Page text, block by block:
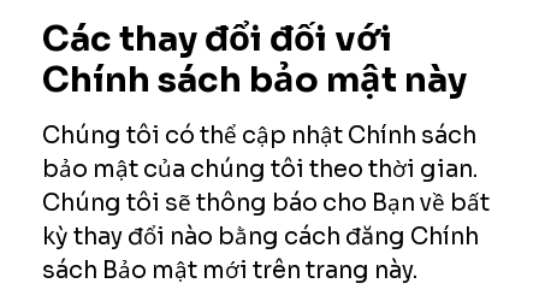
Các thay đổi đối với
Chính sách bảo mật này
Chúng tôi có thể cập nhật Chính sách
bảo mật của chúng tôi theo thời gian.
Chúng tôi sẽ thông báo cho Bạn về bất
kỳ thay đổi nào bằng cách đăng Chính
sách Bảo mật mới trên trang này.